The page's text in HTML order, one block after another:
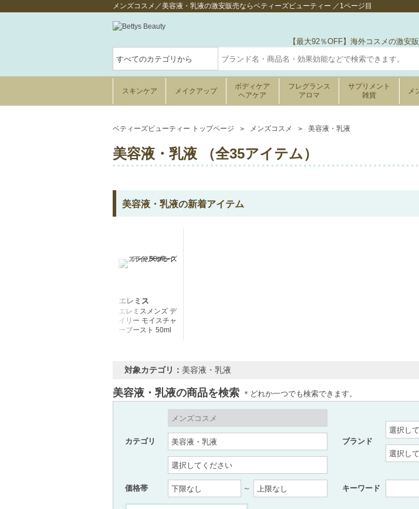
メンズコスメ／美容液・乳液の激安販売ならベティーズビューティー ／1ページ目
【最大92％OFF】海外コスメの激安
スキンケア メイクアップ
ボディケア
ヘアケア
フレグランス
アロマ
サプリメント
雑貨
メ
ベティーズビューティー トップページ メンズコスメ 美容液・乳液
美容液・乳液 （全35アイテム）
美容液・乳液の新着アイテム
エレミス
エレミスメンズ デ
イリー モイスチャ
ーブースト 50ml
対象カテゴリ： 美容液・乳液
美容液・乳液の商品を検索 ＊どれか一つでも検索できます。
カテゴリ ブランド
価格帯 ～ キーワード